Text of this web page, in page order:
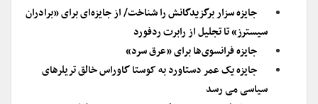
جایزه سزار برگزیدگانش را شناخت/ از جایزه‌ای برای «برادران
سیسترز» تا تجلیل از رابرت ردفورد
جایزه فرانسوی‌ها برای «عرق سرد»
جایزه یک عمر دستاورد به کوستا گاوراس خالق تریلرهای
سیاسی می رسد